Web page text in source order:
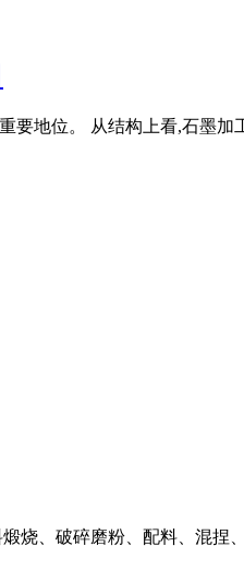
地位。 从结构上看,石墨
烧、破碎磨粉、配料、混